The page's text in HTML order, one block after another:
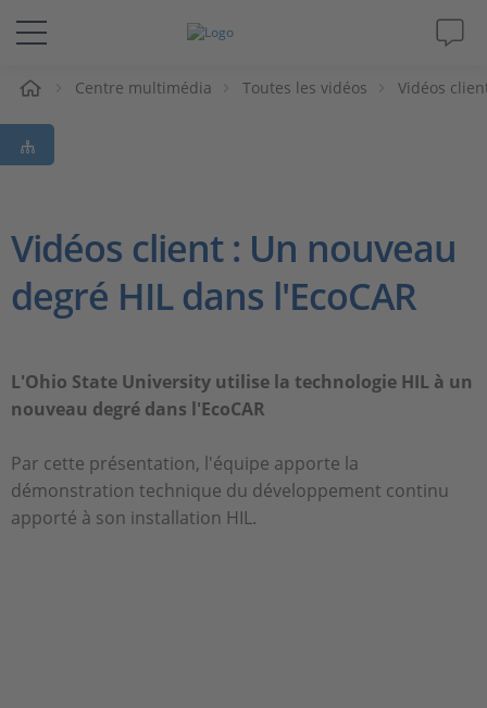
Solutions & Produits
Support
Société
Centre multimédia Toutes les vidéos Vidéos
Vidéos client : Un nouveau
degré HIL dans l'EcoCAR
L'Ohio State University utilise la technologie HIL à un
nouveau degré dans l'EcoCAR
Par cette présentation, l'équipe apporte la
démonstration technique du développement continu
apporté à son installation HIL.